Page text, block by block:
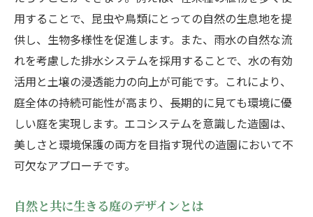
地域の生態系に配慮した庭の設計
自然共存を目指す庭造りの秘訣
用することで、昆虫や鳥類にとっての自然の生息地を提
供し、生物多様性を促進します。また、雨水の自然な流
れを考慮した排水システムを採用することで、水の有効
活用と土壌の浸透能力の向上が可能です。これにより、
庭全体の持続可能性が高まり、長期的に見ても環境に優
しい庭を実現します。エコシステムを意識した造園は、
美しさと環境保護の両方を目指す現代の造園において不
可欠なアプローチです。
自然と共に生きる庭のデザインとは